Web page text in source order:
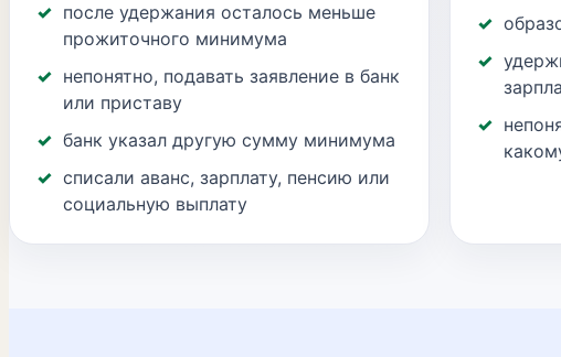
после удержания осталось меньше
прожиточного минимума
непонятно, подавать заявление в банк
или приставу
банк указал другую сумму минимума
списали аванс, зарплату, пенсию или
социальную выплату